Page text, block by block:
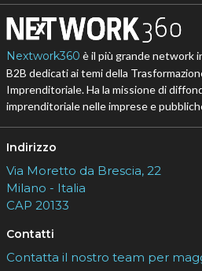
Nextwork360 è il più grande network
B2B dedicati ai temi della
Imprenditoriale. Ha la missione di
imprenditoriale nelle imprese e
Indirizzo
Via Moretto da Brescia, 22
Milano - Italia
CAP 20133
Contatti
Contatta il nostro team per